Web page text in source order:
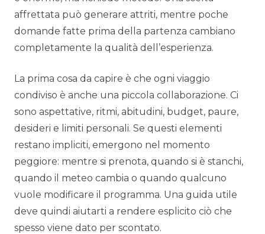
affrettata può generare attriti, mentre poche
domande fatte prima della partenza cambiano
completamente la qualità dell’esperienza.
La prima cosa da capire è che ogni viaggio
condiviso è anche una piccola collaborazione. Ci
sono aspettative, ritmi, abitudini, budget, paure,
desideri e limiti personali. Se questi elementi
restano impliciti, emergono nel momento
peggiore: mentre si prenota, quando si è stanchi,
quando il meteo cambia o quando qualcuno
vuole modificare il programma. Una guida utile
deve quindi aiutarti a rendere esplicito ciò che
spesso viene dato per scontato.